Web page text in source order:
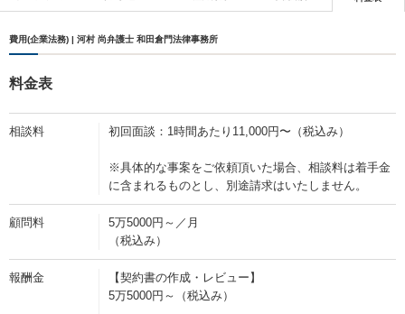
費用(企業法務) | 河村 尚弁護士 和田倉門法律事務所
料金表
相談料 初回面談：1時間あたり11,000円〜（税込み）
※具体的な事案をご依頼頂いた場合、相談料は着手金
に含まれるものとし、別途請求はいたしません。
顧問料
5万5000円～／月
（税込み）
報酬金
【契約書の作成・レビュー】
5万5000円～（税込み）